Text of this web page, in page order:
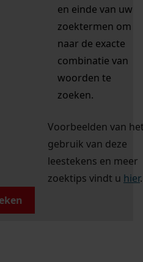
en einde van uw
zoektermen om
naar de exacte
combinatie van
woorden te
zoeken.
Voorbeelden van
gebruik van deze
leestekens en meer
zoektips vindt u hier.